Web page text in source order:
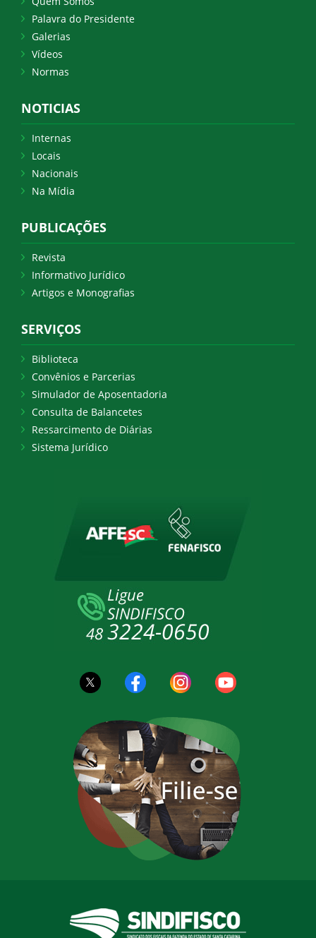
Palavra do Presidente
Galerias
Vídeos
Normas
NOTICIAS
Internas
Locais
Nacionais
Na Mídia
PUBLICAÇÕES
Revista
Informativo Jurídico
Artigos e Monografias
SERVIÇOS
Biblioteca
Convênios e Parcerias
Simulador de Aposentadoria
Consulta de Balancetes
Ressarcimento de Diárias
Sistema Jurídico